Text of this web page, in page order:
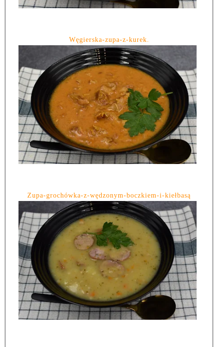
Węgierska-zupa-z-kurek.
Zupa-grochówka-z-wędzonym-boczkiem-i-kiełbasą